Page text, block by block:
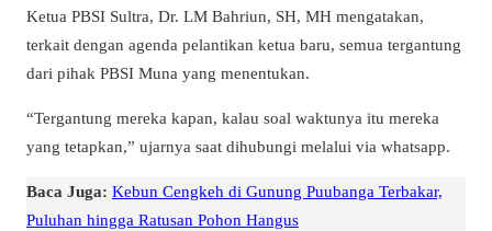
Ketua PBSI Sultra, Dr. LM Bahriun, SH, MH mengatakan,
terkait dengan agenda pelantikan ketua baru, semua tergantung
dari pihak PBSI Muna yang menentukan.
“Tergantung mereka kapan, kalau soal waktunya itu mereka
yang tetapkan,” ujarnya saat dihubungi melalui via whatsapp.
Baca Juga: Kebun Cengkeh di Gunung Puubanga Terbakar,
Puluhan hingga Ratusan Pohon Hangus